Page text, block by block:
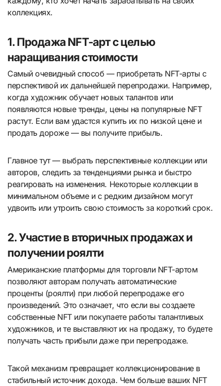
коллекциях.
1. Продажа NFT-арт с целью
наращивания стоимости
Самый очевидный способ — приобретать NFT-арты с
перспективой их дальнейшей перепродажи. Например,
когда художник обучает новых талантов или
появляются новые тренды, цены на популярные NFT
растут. Если вам удастся купить их по низкой цене и
продать дороже — вы получите прибыль.
Главное тут — выбрать перспективные коллекции или
авторов, следить за тенденциями рынка и быстро
реагировать на изменения. Некоторые коллекции в
минимальном объеме и с редким дизайном могут
удвоить или утроить свою стоимость за короткий срок.
2. Участие в вторичных продажах и
получении роялти
Американские платформы для торговли NFT-артом
позволяют авторам получать автоматические
проценты (роялти) при любой перепродаже его
произведений. Это означает, что если вы создаете
собственные NFT или покупаете работы талантливых
художников, и те выставляют их на продажу, то будете
получать часть прибыли даже при перепродаже.
Такой механизм превращает коллекционирование в
стабильный источник дохода. Чем больше ваших NFT